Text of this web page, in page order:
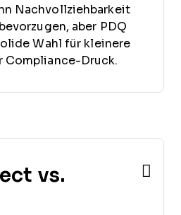
Nachvollziehbarkeit
aber PDQ
Wahl für kleinere
Compliance-Druck.
vs.